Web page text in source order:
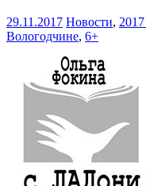
29.11.2017 Новости,
Вологодчине, 6+